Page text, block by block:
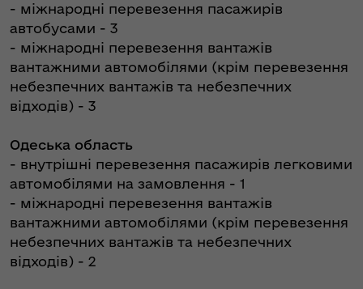
- міжнародні перевезення пасажирів
автобусами - 3
- міжнародні перевезення вантажів
вантажними автомобілями (крім перевезення
небезпечних вантажів та небезпечних
відходів) - 3
Одеська область
- внутрішні перевезення пасажирів легковими
автомобілями на замовлення - 1
- міжнародні перевезення вантажів
вантажними автомобілями (крім перевезення
небезпечних вантажів та небезпечних
відходів) - 2